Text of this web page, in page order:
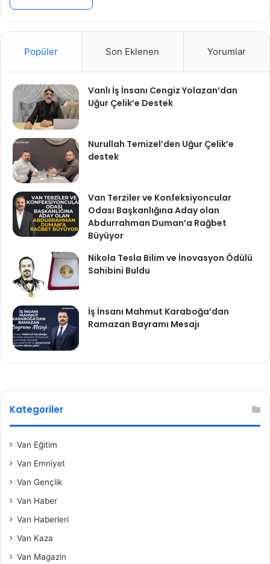
Popüler Son Eklenen Yorumlar
Vanlı İş İnsanı Cengiz Yolazan’dan
Uğur Çelik’e Destek
Nurullah Temizel’den Uğur Çelik’e
destek
Van Terziler ve Konfeksiyoncular
Odası Başkanlığına Aday olan
Abdurrahman Duman’a Rağbet
Büyüyor
Nikola Tesla Bilim ve İnovasyon Ödülü
Sahibini Buldu
İş İnsanı Mahmut Karaboğa’dan
Ramazan Bayramı Mesajı
Kategoriler
Van Eğitim
Van Emniyet
Van Gençlik
Van Haber
Van Haberleri
Van Kaza
Van Magazin